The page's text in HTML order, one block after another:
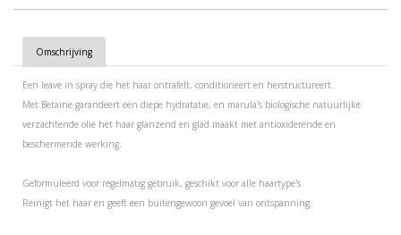
Omschrijving
Een leave in spray die het haar ontrafelt, conditioneert en herstructureert.
Met Betaine garandeert een diepe hydratatie, en marula's biologische natuurlijke
verzachtende olie het haar glanzend en glad maakt met antioxiderende en
beschermende werking.
Geformuleerd voor regelmatig gebruik, geschikt voor alle haartype's.
Reinigt het haar en geeft een buitengewoon gevoel van ontspanning.